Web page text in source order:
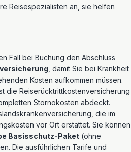
Reisespezialisten an, sie helfen
Fall bei Buchung den Abschluss
, damit Sie bei Krankheit
Kosten aufkommen müssen.
die Reiserücktrittkostenversicherung
Stornokosten abdeckt.
die im
vor Ort erstattet. Sie können
Basisschutz-Paket (ohne
Die ausführlichen Tarife und